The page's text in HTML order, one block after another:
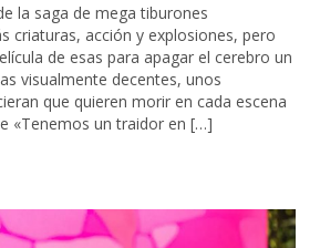
la saga de mega tiburones
criaturas, acción y explosiones, pero
de esas para apagar el cerebro un
visualmente decentes, unos
que quieren morir en cada escena
«Tenemos un traidor en […]